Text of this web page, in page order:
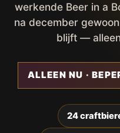
werkende Beer in a
na december
blijft —
ALLEEN NU ·
24